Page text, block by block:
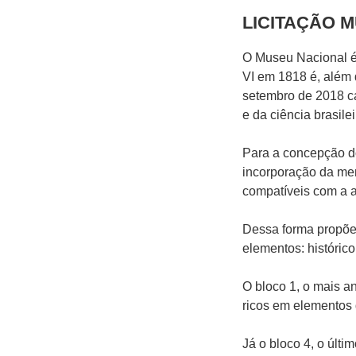
LICITAÇÃO
O Museu Nacional
VI em 1818 é,
setembro de 2018
e da ciência
Para a concepção
incorporação da
compatíveis com a
Dessa forma
elementos:
O bloco 1, o mais
ricos em
Já o bloco 4, o